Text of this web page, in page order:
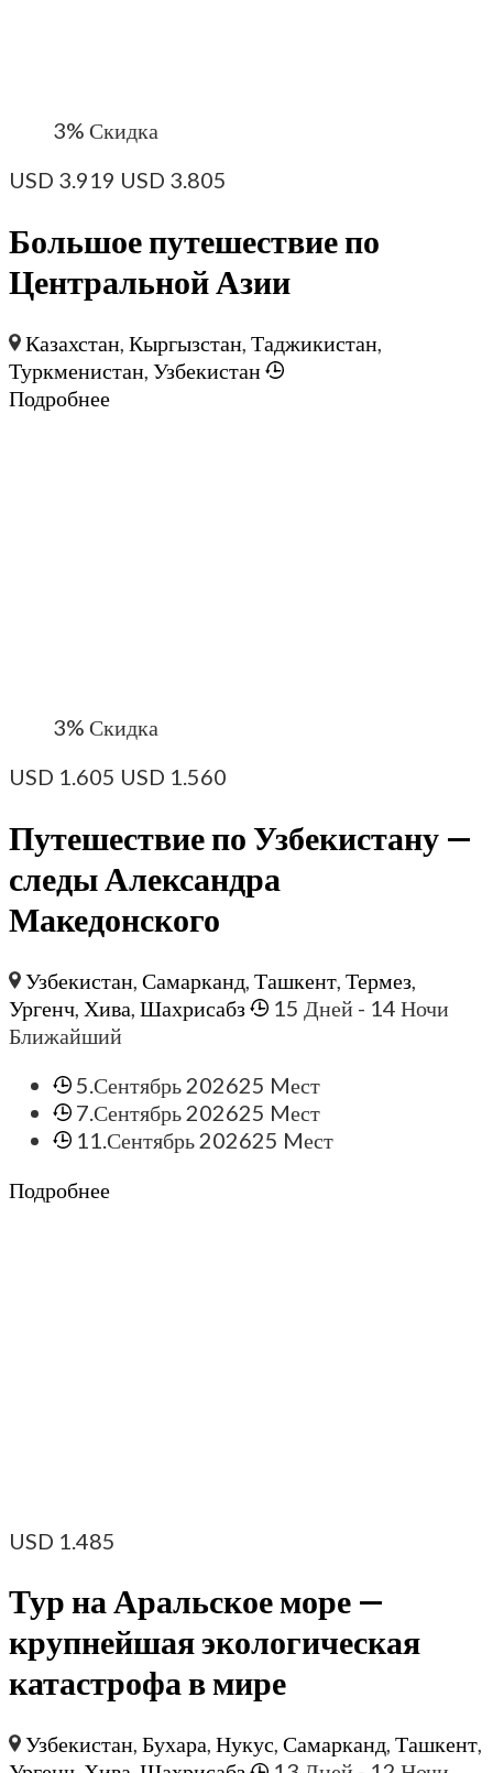
3% Скидка
USD 3.919 USD 3.805
Большое путешествие по
Центральной Азии
Казахстан ,Кыргызстан ,Таджикистан
Туркменистан Узбекистан
Подробнее
3% Скидка
USD 1.605 USD 1.560
Путешествие по Узбекистану —
следы Александра
Македонского
Узбекистан ,Самарканд ,Ташкент ,Термез
Ургенч Хива Шахрисабз 15 Дней - 14 Ночи
Ближайший
5.Сентябрь 202625 Mест
7.Сентябрь 202625 Mест
11.Сентябрь 202625 Mест
Подробнее
USD 1.485
Тур на Аральское море —
крупнейшая экологическая
катастрофа в мире
Узбекистан,Бухара,Нукус,Самарканд,Ташкент,